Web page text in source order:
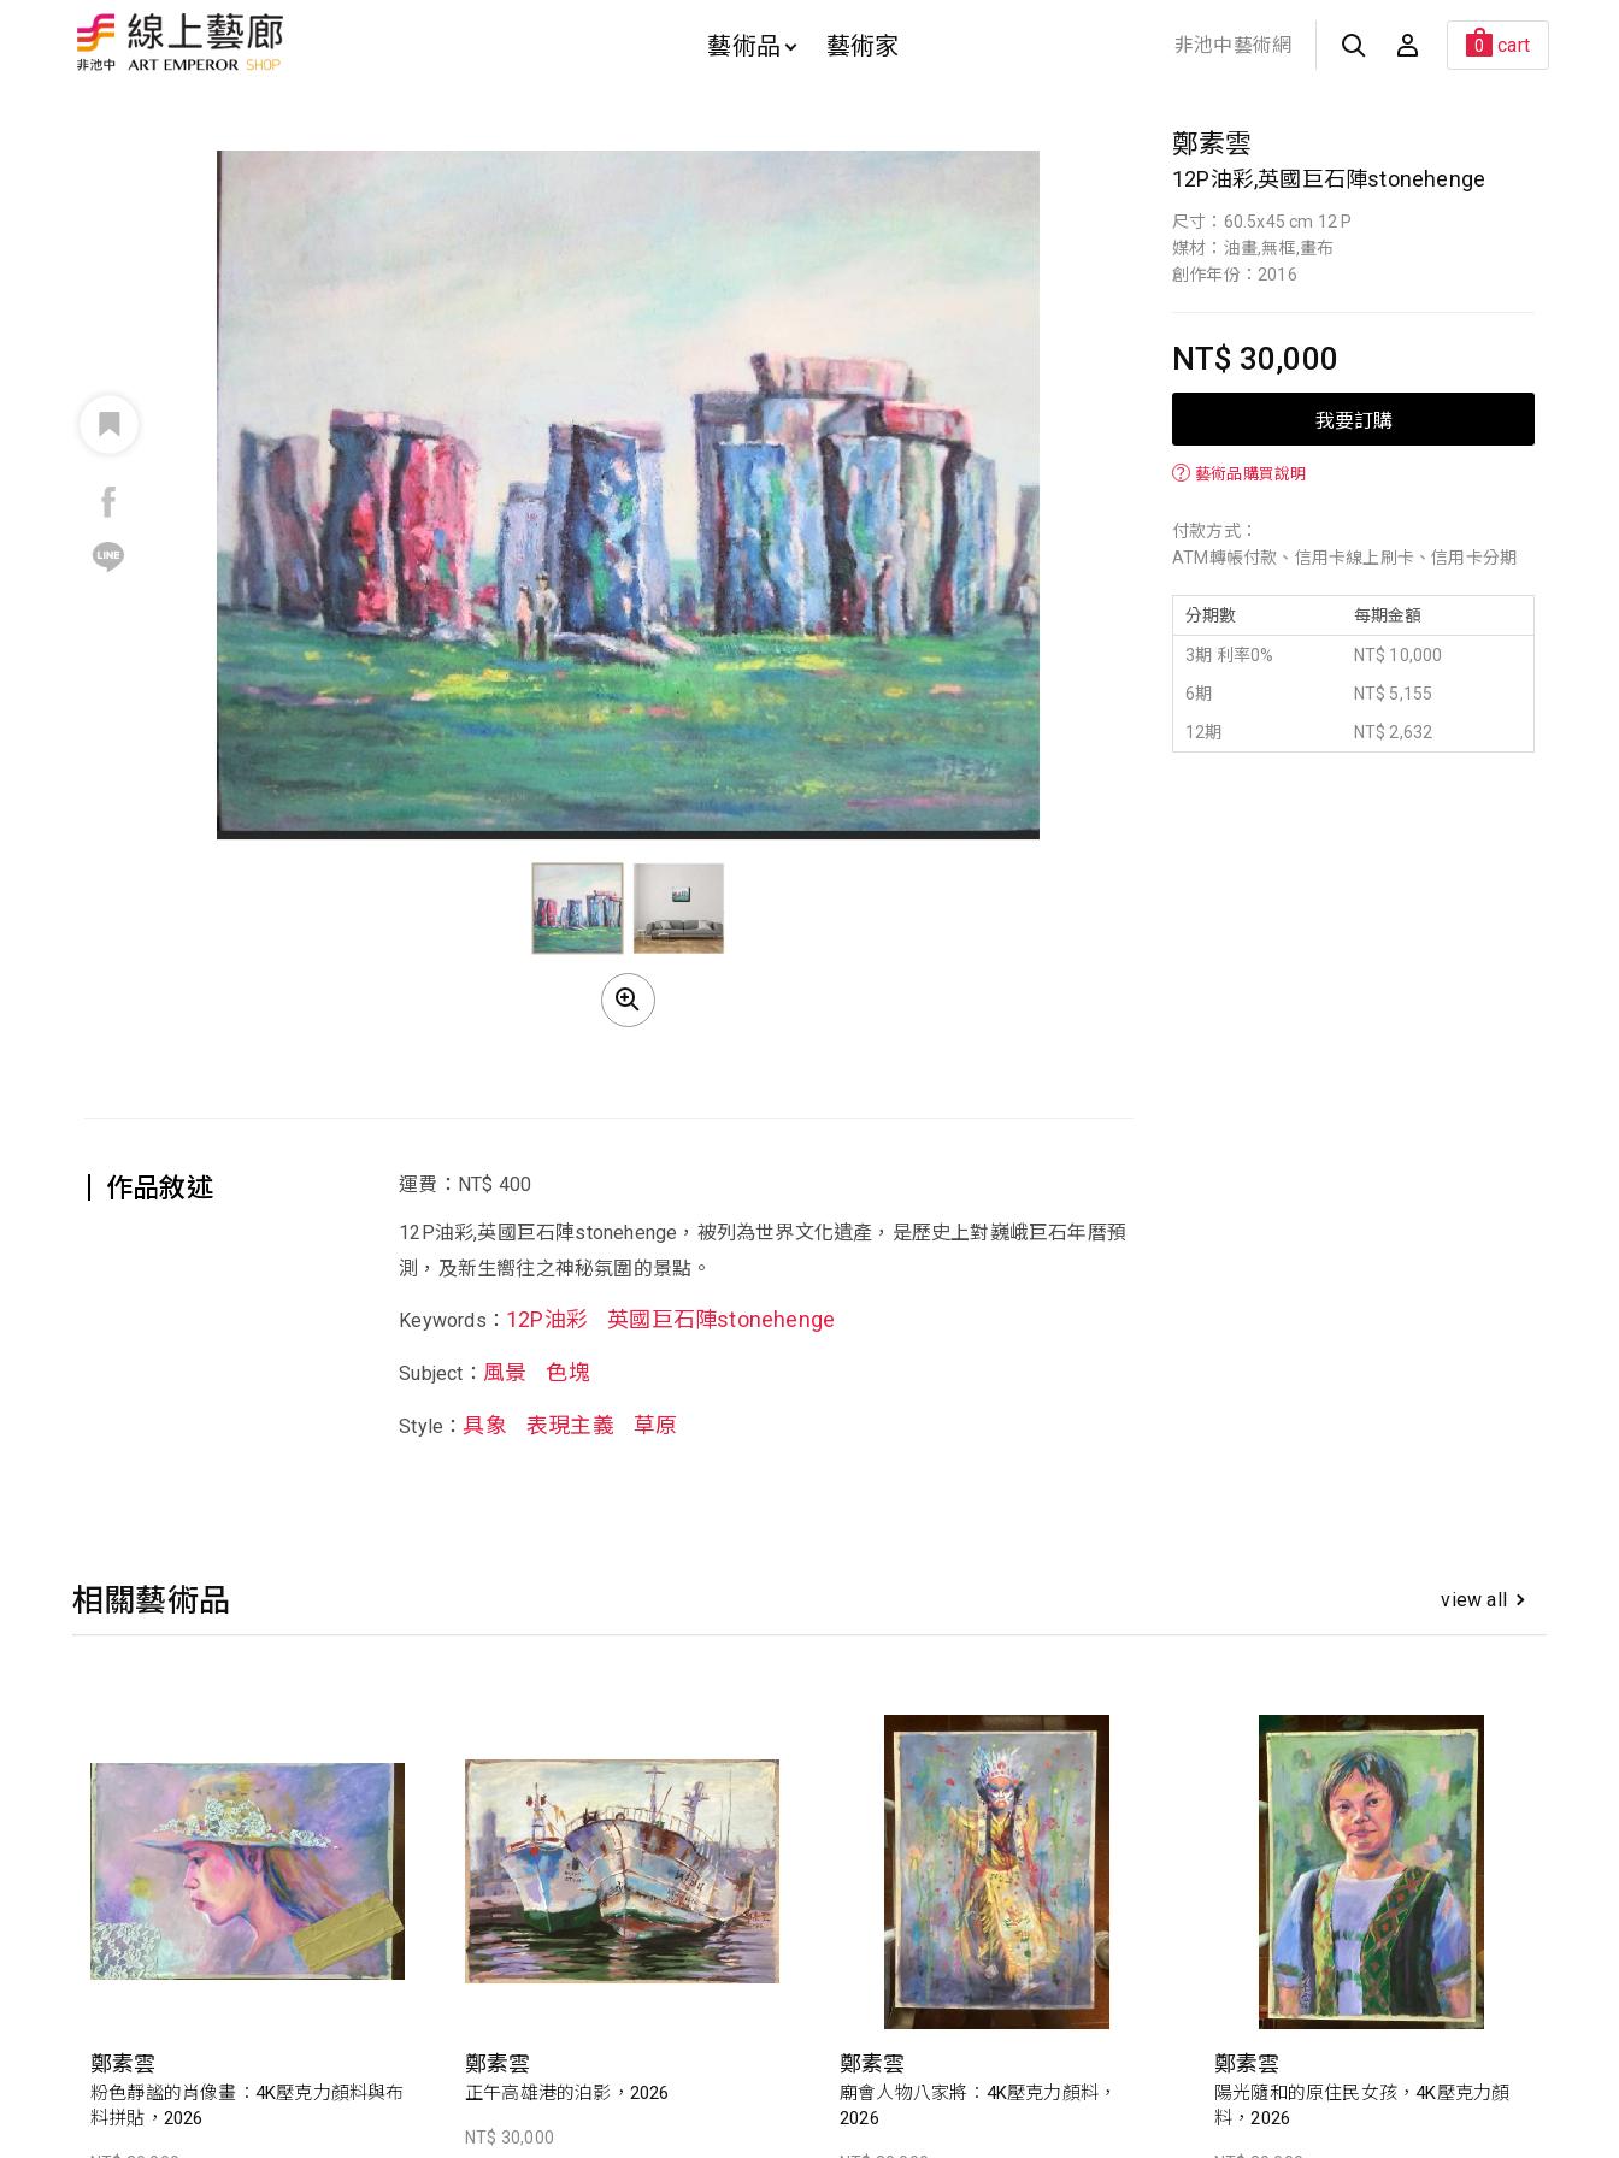
藝術品 藝術家 非池中藝術網 0 cart
鄭素雲
12P油彩,英國巨石陣stonehenge
尺寸：60.5x45 cm 12 P
媒材：油畫,無框,畫布
創作年份：2016
NT$ 30,000
我要訂購
？ 藝術品購買說明
付款方式：
ATM轉帳付款、信用卡線上刷卡、信用卡分期
分期數 每期金額
3期 利率0%
NT$ 10,000
6期
NT$ 5,155
12期
NT$ 2,632
作品敘述 運費：NT$ 400
12P油彩,英國巨石陣stonehenge，被列為世界文化遺產，是歷史上對巍峨巨石年曆預
測，及新生嚮往之神秘氛圍的景點。
Keywords： 12P油彩 英國巨石陣stonehenge
Subject： 風景 色塊
Style：具象 表現主義 草原
相關藝術品 view all
鄭素雲
粉色靜謐的肖像畫：4K壓克力顏料與布
料拼貼，2026
鄭素雲
正午高雄港的泊影，2026
NT$ 30,000
鄭素雲
廟會人物八家將：4K壓克力顏料，
2026
鄭素雲
陽光隨和的原住民女孩，4K壓克力顏
料，2026